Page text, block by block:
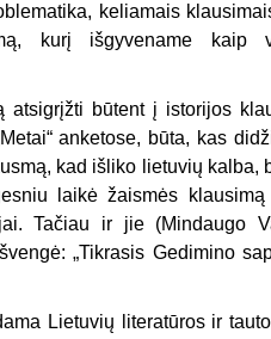
keliamais
kurį išgyvename kaip
atsigrįžti būtent į istorijos
anketose, būta, kas
kad išliko lietuvių kalba,
laikė žaismės klausimą
Tačiau ir jie (Mindaugo
„Tikrasis Gedimino
Lietuvių literatūros ir